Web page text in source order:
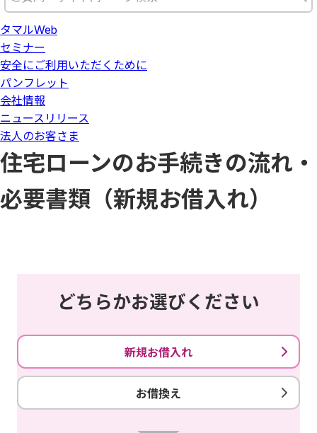
タマルWeb
セミナー
安全にご利用いただくために
パンフレット
会社情報
ニュースリリース
法人のお客さま
住宅ローンのお手続きの流れ・
必要書類（新規お借入れ）
どちらかお選びください
新規お借入れ
お借換え